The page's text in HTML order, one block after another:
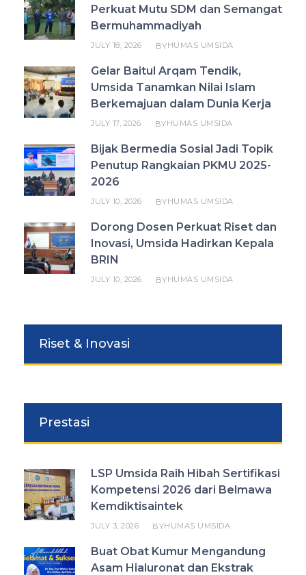
Perkuat Mutu SDM dan Semangat
Bermuhammadiyah
JULY 18, 2026 BYHUMAS UMSIDA
Gelar Baitul Arqam Tendik,
Umsida Tanamkan Nilai Islam
Berkemajuan dalam Dunia Kerja
JULY 17, 2026 BYHUMAS UMSIDA
Bijak Bermedia Sosial Jadi Topik
Penutup Rangkaian PKMU 2025-
2026
JULY 10, 2026 BYHUMAS UMSIDA
Dorong Dosen Perkuat Riset dan
Inovasi, Umsida Hadirkan Kepala
BRIN
JULY 10, 2026 BYHUMAS UMSIDA
Riset & Inovasi
Prestasi
LSP Umsida Raih Hibah Sertifikasi
Kompetensi 2026 dari Belmawa
Kemdiktisaintek
JULY 3, 2026 BYHUMAS UMSIDA
Buat Obat Kumur Mengandung
Asam Hialuronat dan Ekstrak